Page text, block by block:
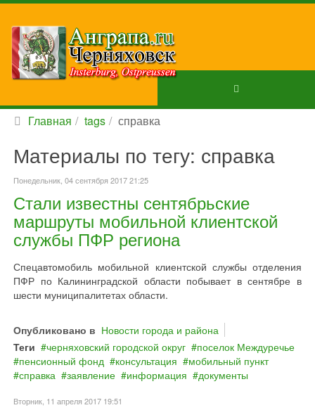
Главная tags справка
Материалы по тегу: справка
Понедельник, 04 сентября 2017 21:25
Стали известны сентябрьские
маршруты мобильной клиентской
службы ПФР региона
Спецавтомобиль мобильной клиентской службы отделения
ПФР по Калининградской области побывает в сентябре в
шести муниципалитетах области.
Опубликовано в Новости города и района
Теги
черняховский городской округ
поселок Междуречье
пенсионный фонд
консультация
мобильный пункт
справка
заявление информация документы
Вторник, 11 апреля 2017 19:51